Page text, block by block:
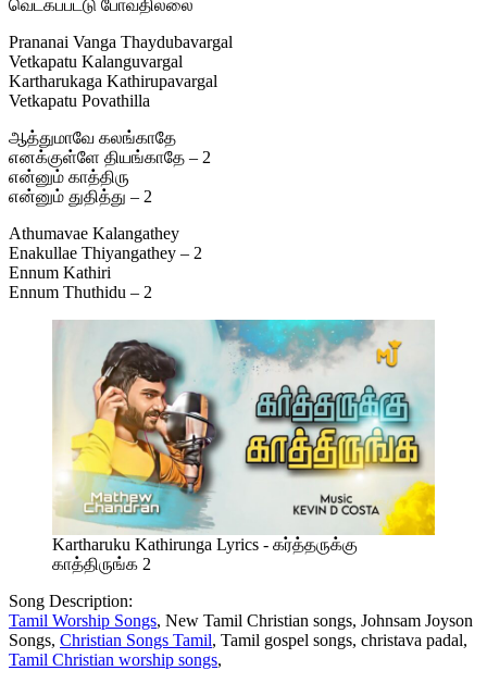
வெட்கப்பட்டு போவதில்லை
Prananai Vanga Thaydubavargal
Vetkapatu Kalanguvargal
Kartharukaga Kathirupavargal
Vetkapatu Povathilla
ஆத்துமாவே கலங்காதே
எனக்குள்ளே தியங்காதே – 2
என்னும் காத்திரு
என்னும் துதித்து – 2
Athumavae Kalangathey
Enakullae Thiyangathey – 2
Ennum Kathiri
Ennum Thuthidu – 2
Kartharuku Kathirunga Lyrics - கர்த்தருக்கு
காத்திருங்க 2
Song Description:
Tamil Worship Songs, New Tamil Christian songs, Johnsam Joyson
Songs, Christian Songs Tamil, Tamil gospel songs, christava padal,
Tamil Christian worship songs,